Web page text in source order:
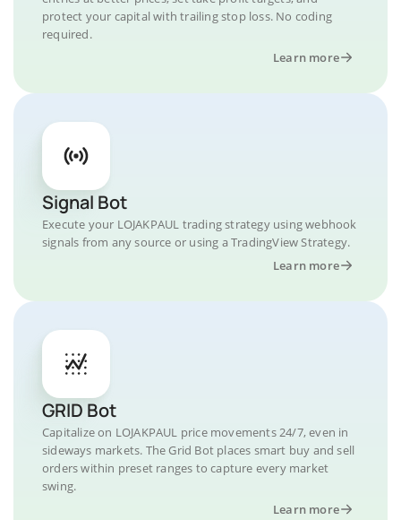
protect your capital with trailing stop loss. No coding
required.
Learn more
Signal Bot
Execute your LOJAKPAUL trading strategy using webhook
signals from any source or using a TradingView Strategy.
Learn more
GRID Bot
Capitalize on LOJAKPAUL price movements 24/7, even in
sideways markets. The Grid Bot places smart buy and sell
orders within preset ranges to capture every market
swing.
Learn more